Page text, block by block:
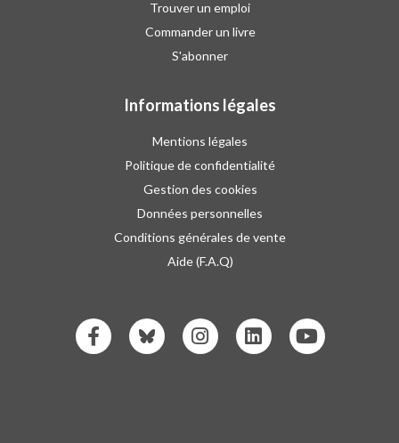
Trouver un emploi
Commander un livre
S'abonner
Informations légales
Mentions légales
Politique de confidentialité
Gestion des cookies
Données personnelles
Conditions générales de vente
Aide (F.A.Q)